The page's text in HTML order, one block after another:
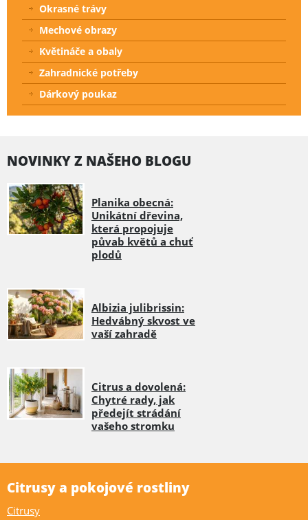
Okrasné trávy
Mechové obrazy
Květináče a obaly
Zahradnické potřeby
Dárkový poukaz
NOVINKY Z NAŠEHO BLOGU
Planika obecná:
Unikátní dřevina,
která propojuje
půvab květů a chuť
plodů
Albizia julibrissin:
Hedvábný skvost ve
vaší zahradě
Citrus a dovolená:
Chytré rady, jak
předejít strádání
vašeho stromku
Citrusy a pokojové rostliny
Citrusy